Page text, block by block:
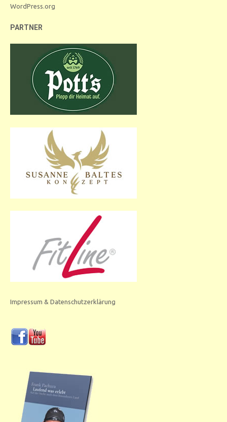
WordPress.org
PARTNER
Impressum & Datenschutzerklärung